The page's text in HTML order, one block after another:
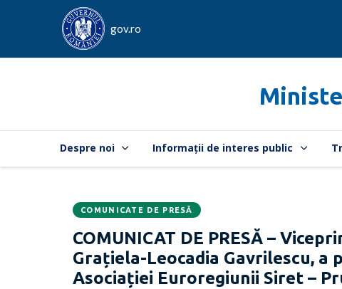
gov.ro
Despre noi Informații de interes public
CATEGORIA:
COMUNICATE DE PRESĂ
COMUNICAT DE PRESĂ –
Grațiela-Leocadia Gavrilescu,
Asociației Euroregiunii Siret –
Data
publicării: